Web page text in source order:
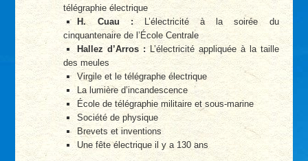
télégraphie électrique
H. Cuau :L’électricité à la soirée du
cinquantenaire de l’École Centrale
Hallez d’Arros : L’électricité appliquée à la taille
des meules
Virgile et le télégraphe électrique
La lumière d’incandescence
École de télégraphie militaire et sous-marine
Société de physique
Brevets et inventions
Une fête électrique il y a 130 ans